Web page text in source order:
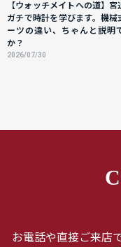
【ウォッチメイトへの道】宮
ガチで時計を学びます。機械
ーツの違い、ちゃんと説明
か？
2026/07/30
お電話や直接ご来店